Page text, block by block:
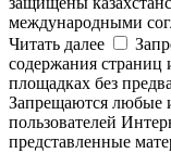
международными
Читать далее
содержания страниц
площадках без
Запрещаются любые
пользователей
представленные